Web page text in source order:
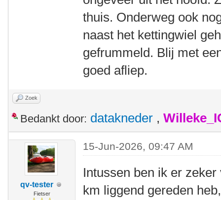
thuis. Onderweg ook
naast het kettingwiel
gefrummeld. Blij met
goed afliep.
Zoek
Bedankt door: datakneder ,
qv-tester
Fietser
15-Jun-2026, 09:47 AM
Intussen ben ik er
km liggend gereden